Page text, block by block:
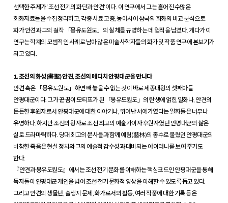
선택한 주제가 ‘조선 전기의 화단과 안견’이다. 이 연구에서 그는 흩어진 수많은
회화자료들을 수집 정리하고, 각종 사료 고증, 동아시아 삼국의 회화의 비교 분석으로
화가 안견과 그의 걸작 「몽유도원도」의 실체를 규명하는 데 업적을 남겼다. 게다가 이
연구는 학계의 모범적인 사례로 남아 많은 미술사학자들의 화가 및 작품 연구에 본보기가
되고 있다.
1. 조선의 화성(畵聖) 안견, 조선의 메디치 안평대군을 만나다
안견 혹은 「몽유도원도」하면 빼 놓을 수 없는 것이 바로 세종대왕의 셋째아들
안평대군이다. 그가 꾼 꿈이 모티프가 된 「몽유도원도」의 탄생에 얽힌 일화나, 안견의
든든한 후원자로서 안평대군에 대한 이야기나, 뛰어난 서예가였다는 일화들은 너무나
유명하다. 하지만 조선의 왕자로 조선 최고의 예술가이자 후원자였던 안평대군의 삶은
실로 드라마틱하다. 당대 최고의 문사들과 함께 예림(藝林)의 총수로 불렸던 안평대군의
비참한 죽음은 현실 정치와 그의 예술적 감수성과 대비되는 아이러니를 보여 주기도
한다.
『안견과 몽유도원도』에서는 조선 전기 문화를 이해하는 핵심코드인 안평대군을 통해
독자들이 안평대군 개인을 넘어 조선 전기 문화적 양상을 이해할 수 있도록 돕고 있다.
그리고 안견의 생몰년, 출생지 문제, 화가로서의 활동, 여러 작품에 대한 기록 등은